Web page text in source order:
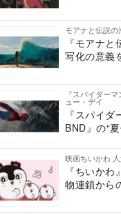
モアナと伝説の
『モアナ
写化の意義
『スパイダー
ュー・デイ
『スパイダ
BND』の“
映画ちいかわ
『ちいかわ
物連鎖から